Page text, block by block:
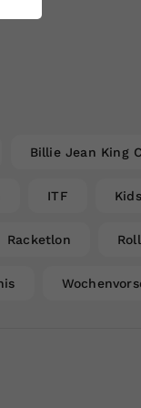
Billie Jean King
ITF
Racketlon